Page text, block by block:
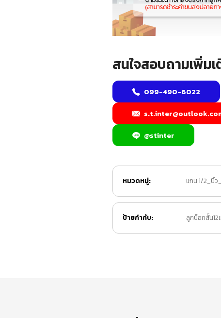
สนใจสอบถามเพิ่ม
099-490-6022
@stinter
หมวดหมู่: แกน 1/2_นิ้ว
ป้ายกำกับ: ลูกบ็อกสั้น